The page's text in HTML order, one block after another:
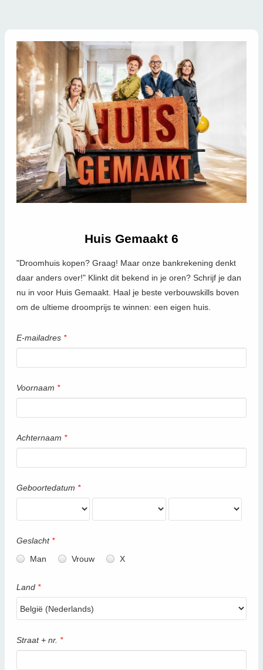
Huis Gemaakt 6
"Droomhuis kopen? Graag! Maar onze bankrekening denkt
daar anders over!" Klinkt dit bekend in je oren? Schrijf je dan
nu in voor Huis Gemaakt. Haal je beste verbouwskills boven
om de ultieme droomprijs te winnen: een eigen huis.